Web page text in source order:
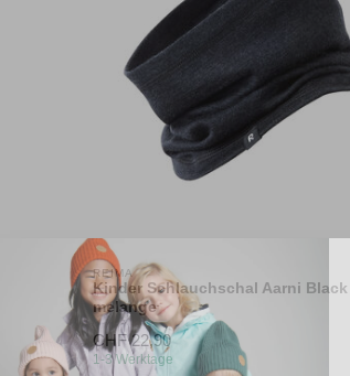
REIMA
Kinder Schlauchschal Aarni Black
melange
CHF 22,90
1-3 Werktage